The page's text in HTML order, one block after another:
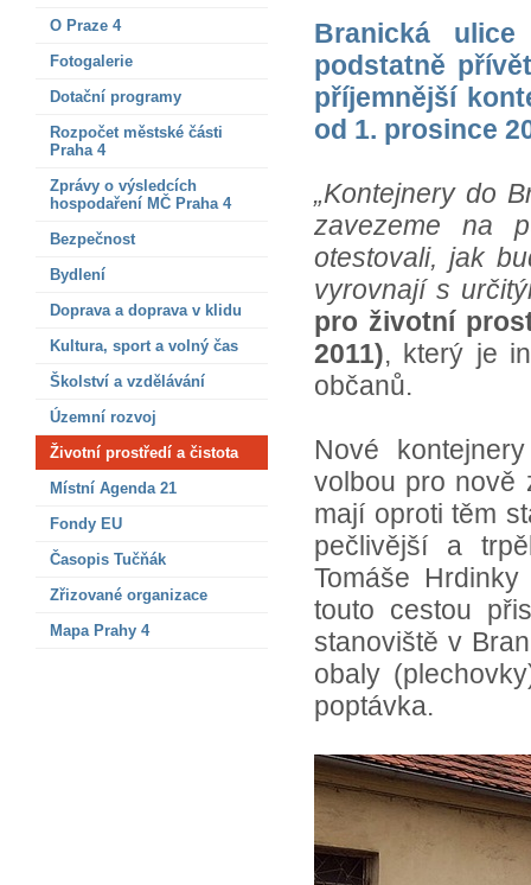
O Praze 4
Fotogalerie
Dotační programy
Rozpočet městské části
Praha 4
Zprávy o výsledcích
hospodaření MČ Praha 4
Bezpečnost
Bydlení
Doprava a doprava v klidu
Kultura, sport a volný čas
Školství a vzdělávání
Územní rozvoj
Životní prostředí a čistota
Místní Agenda 21
Fondy EU
Časopis Tučňák
Zřizované organizace
Mapa Prahy 4
Branická
podstatně
příjemnější
od 1. prosince
„Kontejnery do
zavezeme na
otestovali, jak
vyrovnají s
pro životní
2011), který je
občanů.
Nové
volbou pro nově
mají oproti těm
pečlivější a
Tomáše
touto cestou
stanoviště v
obaly
poptávka.